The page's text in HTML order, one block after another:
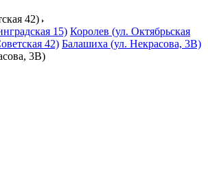
42)
15) Королев (ул. Октябрьская
42) Балашиха (ул. Некрасова, 3В)
3В)